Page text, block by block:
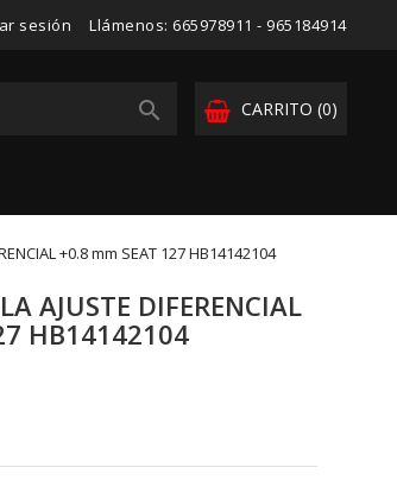
sesión Llámenos: 665978911 - 965184914
CARRITO (0)

+0.8 mm SEAT 127 HB14142104
AJUSTE DIFERENCIAL
HB14142104